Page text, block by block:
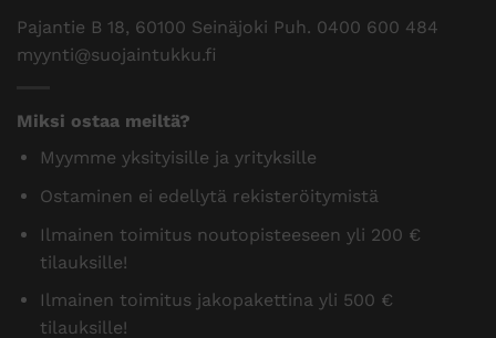
Pajantie B 18, 60100 Seinäjoki Puh. 0400 600 484
myynti@suojaintukku.fi
Miksi ostaa meiltä?
Myymme yksityisille ja yrityksille
Ostaminen ei edellytä rekisteröitymistä
Ilmainen toimitus noutopisteeseen yli 200 €
tilauksille!
Ilmainen toimitus jakopakettina yli 500 €
tilauksille!